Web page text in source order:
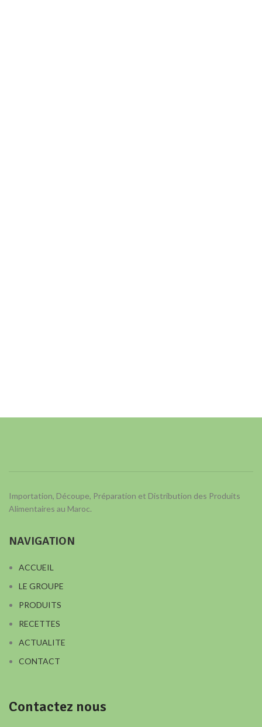
Importation, Découpe, Préparation et Distribution des Produits
Alimentaires au Maroc.
NAVIGATION
ACCUEIL
LE GROUPE
PRODUITS
RECETTES
ACTUALITE
CONTACT
Contactez nous